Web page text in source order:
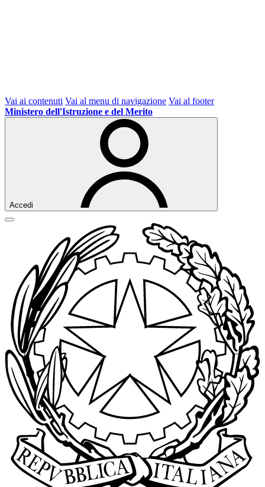
Vai ai contenuti Vai al menu di navigazione Vai al footer
Ministero dell'Istruzione e del Merito
Accedi